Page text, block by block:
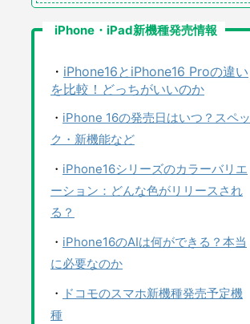
iPhone・iPad新機種発売情報
・ iPhone16とiPhone16 Proの違い
を比較！どっちがいいのか
・ iPhone 16の発売日はいつ？スペッ
ク・新機能など
・ iPhone16シリーズのカラーバリエ
ーション：どんな色がリリースされ
る？
・ iPhone16のAIは何ができる？本当
に必要なのか
・ ドコモのスマホ新機種発売予定機
種